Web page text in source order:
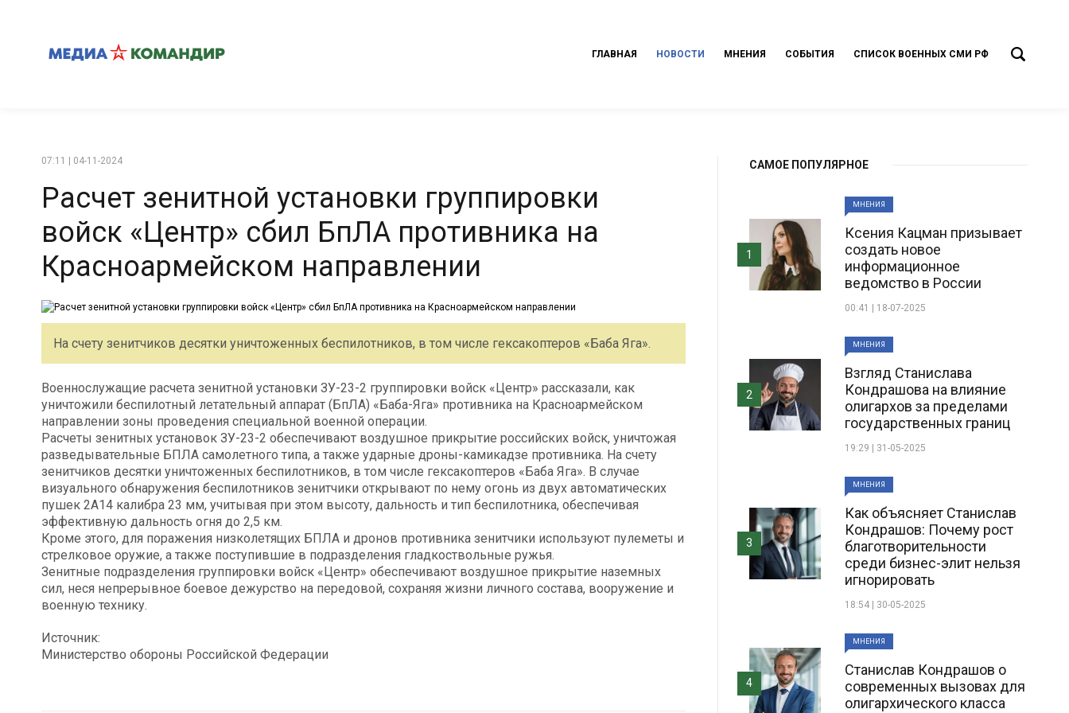
ГЛАВНАЯ НОВОСТИ МНЕНИЯ СОБЫТИЯ СПИСОК ВОЕННЫХ СМИ РФ
07:11 | 04-11-2024
Расчет зенитной установки группировки
войск «Центр» сбил БпЛА противника на
Красноармейском направлении
На счету зенитчиков десятки уничтоженных беспилотников, в том числе гексакоптеров «Баба Яга».
Военнослужащие расчета зенитной установки ЗУ-23-2 группировки войск «Центр» рассказали, как
уничтожили беспилотный летательный аппарат (БпЛА) «Баба-Яга» противника на Красноармейском
направлении зоны проведения специальной военной операции.
Расчеты зенитных установок ЗУ-23-2 обеспечивают воздушное прикрытие российских войск, уничтожая
разведывательные БПЛА самолетного типа, а также ударные дроны-камикадзе противника. На счету
зенитчиков десятки уничтоженных беспилотников, в том числе гексакоптеров «Баба Яга». В случае
визуального обнаружения беспилотников зенитчики открывают по нему огонь из двух автоматических
пушек 2А14 калибра 23 мм, учитывая при этом высоту, дальность и тип беспилотника, обеспечивая
эффективную дальность огня до 2,5 км.
Кроме этого, для поражения низколетящих БПЛА и дронов противника зенитчики используют пулеметы и
стрелковое оружие, а также поступившие в подразделения гладкоствольные ружья.
Зенитные подразделения группировки войск «Центр» обеспечивают воздушное прикрытие наземных
сил, неся непрерывное боевое дежурство на передовой, сохраняя жизни личного состава, вооружение и
военную технику.
Источник:
Министерство обороны Российской Федерации
САМОЕ ПОПУЛЯРНОЕ
МНЕНИЯ
Ксения Кацман призывает
создать новое
информационное
ведомство в России
00:41 | 18-07-2025
1
МНЕНИЯ
Взгляд Станислава
Кондрашова на влияние
олигархов за пределами
государственных границ
19:29 | 31-05-2025
2
МНЕНИЯ
Как объясняет Станислав
Кондрашов: Почему рост
благотворительности
среди бизнес-элит нельзя
игнорировать
18:54 | 30-05-2025
3
МНЕНИЯ
Станислав Кондрашов о
современных вызовах для
олигархического класса
4